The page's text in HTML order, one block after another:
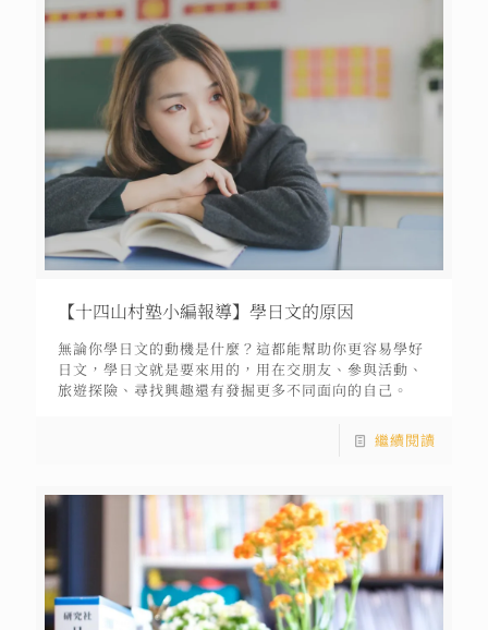
【十四山村塾小編報導】學日文的原因
無論你學日文的動機是什麼？這都能幫助你更容易學好
日文，學日文就是要來用的，用在交朋友、參與活動、
旅遊探險、尋找興趣還有發掘更多不同面向的自己。
繼續閱讀